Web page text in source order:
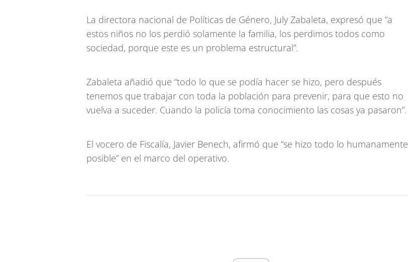
La directora nacional de Políticas de Género, July Zabaleta, expresó que “a
estos niños no los perdió solamente la familia, los perdimos todos como
sociedad, porque este es un problema estructural”.
Zabaleta añadió que “todo lo que se podía hacer se hizo, pero después
tenemos que trabajar con toda la población para prevenir, para que esto no
vuelva a suceder. Cuando la policía toma conocimiento las cosas ya pasaron”.
El vocero de Fiscalía, Javier Benech, afirmó que “se hizo todo lo humanamente
posible” en el marco del operativo.